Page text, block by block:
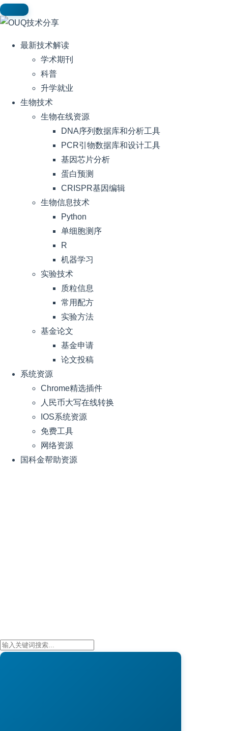
最新技术解读
学术期刊
科普
升学就业
生物技术
生物在线资源
DNA序列数据库和分析工具
PCR引物数据库和设计工具
基因芯片分析
蛋白预测
CRISPR基因编辑
生物信息技术
Python
单细胞测序
R
机器学习
实验技术
质粒信息
常用配方
实验方法
基金论文
基金申请
论文投稿
系统资源
Chrome精选插件
人民币大写在线转换
IOS系统资源
免费工具
网络资源
国科金帮助资源